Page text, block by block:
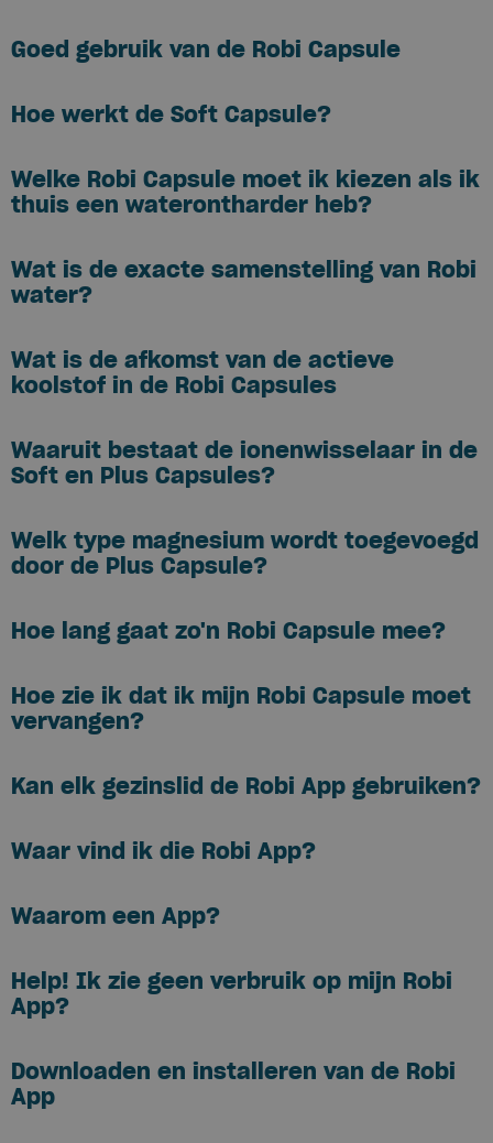
Goed gebruik van de Robi Capsule
Hoe werkt de Soft Capsule?
Welke Robi Capsule moet ik kiezen als ik
thuis een waterontharder heb?
Wat is de exacte samenstelling van Robi
water?
Wat is de afkomst van de actieve
koolstof in de Robi Capsules
Waaruit bestaat de ionenwisselaar in de
Soft en Plus Capsules?
Welk type magnesium wordt toegevoegd
door de Plus Capsule?
Hoe lang gaat zo'n Robi Capsule mee?
Hoe zie ik dat ik mijn Robi Capsule moet
vervangen?
Kan elk gezinslid de Robi App gebruiken?
Waar vind ik die Robi App?
Waarom een App?
Help! Ik zie geen verbruik op mijn Robi
App?
Downloaden en installeren van de Robi
App